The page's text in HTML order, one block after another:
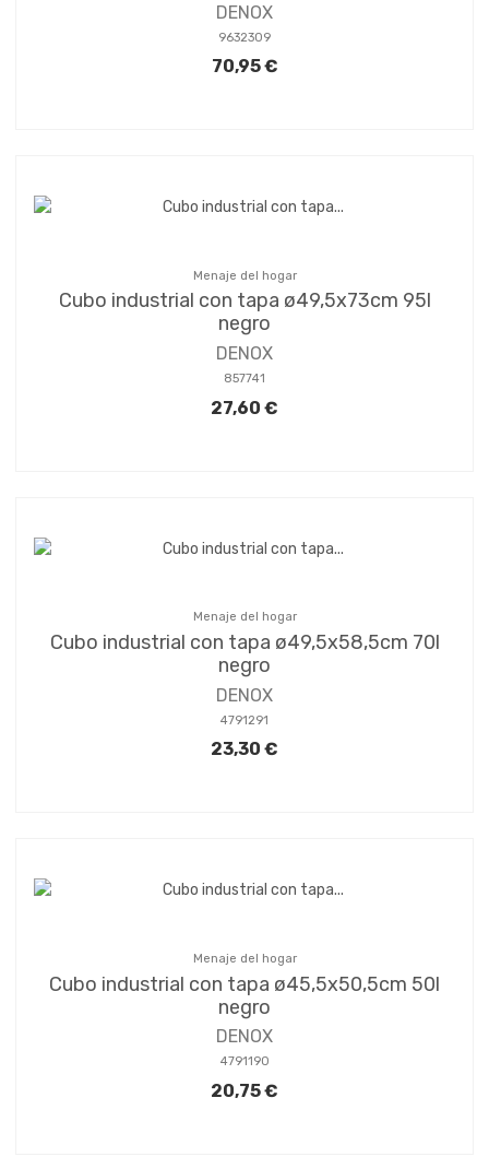
DENOX
9632309
70,95 €
Menaje del hogar
Cubo industrial con tapa ø49,5x73cm 95l
negro
DENOX
857741
27,60 €
Menaje del hogar
Cubo industrial con tapa ø49,5x58,5cm 70l
negro
DENOX
4791291
23,30 €
Menaje del hogar
Cubo industrial con tapa ø45,5x50,5cm 50l
negro
DENOX
4791190
20,75 €